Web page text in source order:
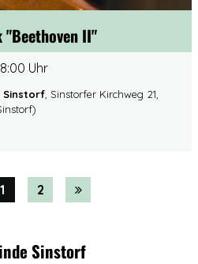
II"
Uhr
Sinstorf , Sinstorfer Kirchweg 21,
1 2
Sinstorf